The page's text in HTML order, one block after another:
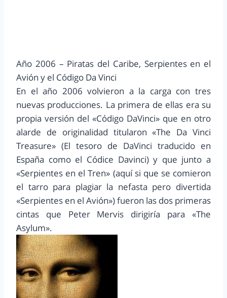
Año 2006 – Piratas del Caribe, Serpientes en el
Avión y el Código Da Vinci
En el año 2006 volvieron a la carga con tres
nuevas producciones. La primera de ellas era su
propia versión del «Código DaVinci» que en otro
alarde de originalidad titularon «The Da Vinci
Treasure» (El tesoro de DaVinci traducido en
España como el Códice Davinci) y que junto a
«Serpientes en el Tren» (aquí si que se comieron
el tarro para plagiar la nefasta pero divertida
«Serpientes en el Avión») fueron las dos primeras
cintas que Peter Mervis dirigiría para «The
Asylum».